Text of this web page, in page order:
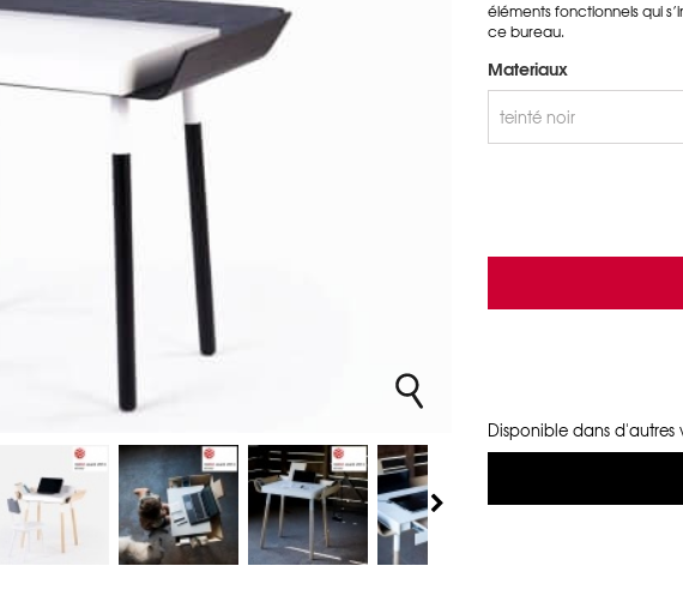
éléments fonctionnels qui
ce bureau.
Materiaux
Disponible dans d'autres